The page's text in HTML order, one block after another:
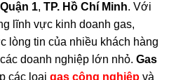
1, TP. Hồ Chí Minh. Với
lĩnh vực kinh doanh gas,
lòng tin của nhiều khách hàng
doanh nghiệp lớn nhỏ. Gas
các loại gas công nghiệp và